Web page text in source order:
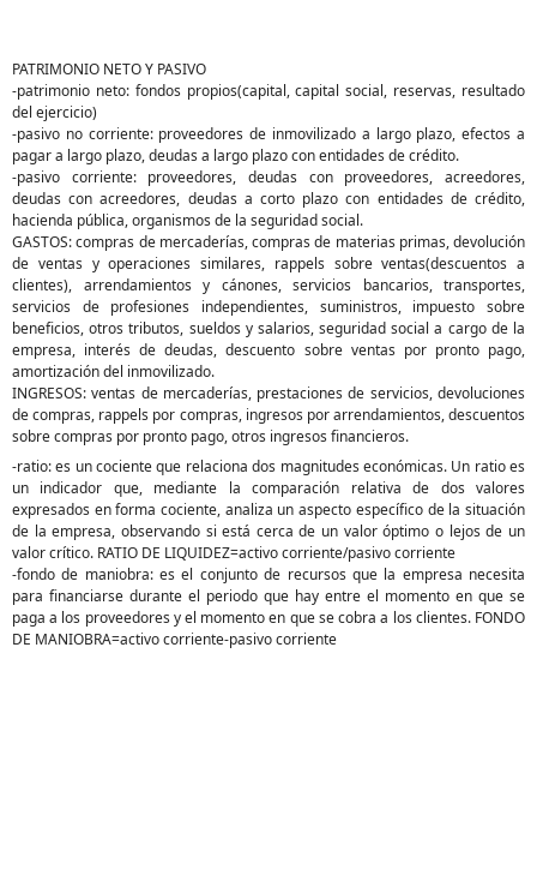
PATRIMONIO NETO Y PASIVO
-patrimonio neto: fondos propios(capital, capital social, reservas, resultado
del ejercicio)
-pasivo no corriente: proveedores de inmovilizado a largo plazo, efectos a
pagar a largo plazo, deudas a largo plazo con entidades de crédito.
-pasivo corriente: proveedores, deudas con proveedores, acreedores,
deudas con acreedores, deudas a corto plazo con entidades de crédito,
hacienda pública, organismos de la seguridad social.
GASTOS: compras de mercaderías, compras de materias primas, devolución
de ventas y operaciones similares, rappels sobre ventas(descuentos a
clientes), arrendamientos y cánones, servicios bancarios, transportes,
servicios de profesiones independientes, suministros, impuesto sobre
beneficios, otros tributos, sueldos y salarios, seguridad social a cargo de la
empresa, interés de deudas, descuento sobre ventas por pronto pago,
amortización del inmovilizado.
INGRESOS: ventas de mercaderías, prestaciones de servicios, devoluciones
de compras, rappels por compras, ingresos por arrendamientos, descuentos
sobre compras por pronto pago, otros ingresos financieros.
-ratio: es un cociente que relaciona dos magnitudes económicas. Un ratio es
un indicador que, mediante la comparación relativa de dos valores
expresados en forma cociente, analiza un aspecto específico de la situación
de la empresa, observando si está cerca de un valor óptimo o lejos de un
valor crítico. RATIO DE LIQUIDEZ=activo corriente/pasivo corriente
-fondo de maniobra: es el conjunto de recursos que la empresa necesita
para financiarse durante el periodo que hay entre el momento en que se
paga a los proveedores y el momento en que se cobra a los clientes. FONDO
DE MANIOBRA=activo corriente-pasivo corriente